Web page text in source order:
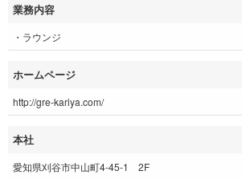
業務内容
・ラウンジ
ホームページ
http://gre-kariya.com/
本社
愛知県刈谷市中山町4-45-1 2F